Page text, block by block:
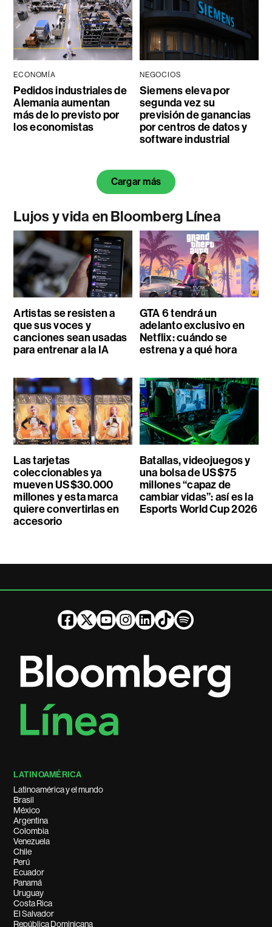
ECONOMÍA
Pedidos industriales de
Alemania aumentan
más de lo previsto por
los economistas
NEGOCIOS
Siemens eleva por
segunda vez su
previsión de ganancias
por centros de datos y
software industrial
Cargar más
Lujos y vida en Bloomberg Línea
Artistas se resisten a
que sus voces y
canciones sean usadas
para entrenar a la IA
GTA 6 tendrá un
adelanto exclusivo en
Netflix: cuándo se
estrena y a qué hora
Las tarjetas
coleccionables ya
mueven US$30.000
millones y esta marca
quiere convertirlas en
accesorio
Batallas, videojuegos y
una bolsa de US$75
millones “capaz de
cambiar vidas”: así es la
Esports World Cup 2026
LATINOAMÉRICA
Latinoamérica y el mundo
Brasil
México
Argentina
Colombia
Venezuela
Chile
Perú
Ecuador
Panamá
Uruguay
Costa Rica
El Salvador
República Dominicana